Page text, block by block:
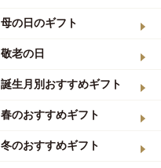
母の日のギフト
敬老の日
誕生月別おすすめギフト
春のおすすめギフト
冬のおすすめギフト